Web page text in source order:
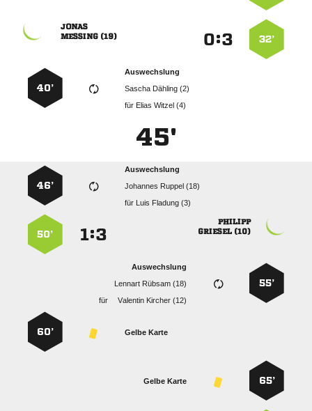
32’
:

 
Auswechslung
  
für   
40’
45'
Auswechslung
  
für   
46’

 
:
50’
55’
Auswechslung
  
für
  
Gelbe Karte
60’
65’
Gelbe Karte